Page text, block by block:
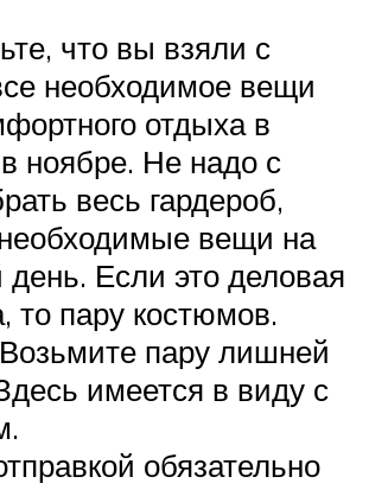
что вы взяли с
необходимое вещи
отдыха в
ноябре. Не надо с
весь гардероб,
вещи на
Если это деловая
то пару костюмов.
пару лишней
имеется в виду с
обязательно